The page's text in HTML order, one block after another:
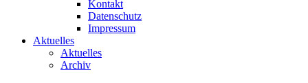
Kontakt
Datenschutz
Impressum
Aktuelles
Aktuelles
Archiv